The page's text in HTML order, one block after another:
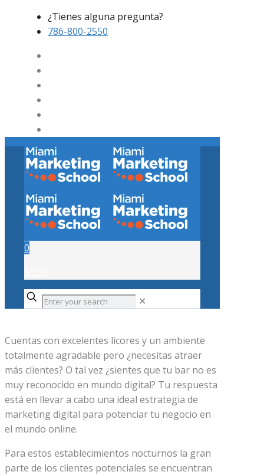
¿Tienes alguna pregunta?
786-800-2550
0
✕
Cuentas con excelentes licores y un ambiente
totalmente agradable pero ¿necesitas atraer
más clientes? O tal vez ¿sientes que tu bar no es
muy reconocido en mundo digital? Tu respuesta
está en llevar a cabo una ideal estrategia de
marketing digital para potenciar tu negocio en
el mundo online.
Para estos establecimientos nocturnos la gran
parte de los clientes potenciales se encuentran